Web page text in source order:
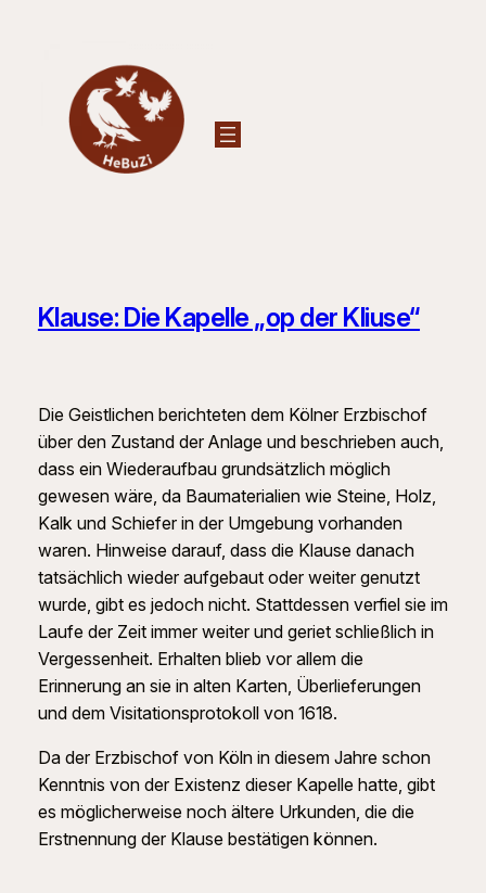
Klause: Die Kapelle „op der Kliuse“
Die Geistlichen berichteten dem Kölner Erzbischof
über den Zustand der Anlage und beschrieben auch,
dass ein Wiederaufbau grundsätzlich möglich
gewesen wäre, da Baumaterialien wie Steine, Holz,
Kalk und Schiefer in der Umgebung vorhanden
waren. Hinweise darauf, dass die Klause danach
tatsächlich wieder aufgebaut oder weiter genutzt
wurde, gibt es jedoch nicht. Stattdessen verfiel sie im
Laufe der Zeit immer weiter und geriet schließlich in
Vergessenheit. Erhalten blieb vor allem die
Erinnerung an sie in alten Karten, Überlieferungen
und dem Visitationsprotokoll von 1618.
Da der Erzbischof von Köln in diesem Jahre schon
Kenntnis von der Existenz dieser Kapelle hatte, gibt
es möglicherweise noch ältere Urkunden, die die
Erstnennung der Klause bestätigen können.